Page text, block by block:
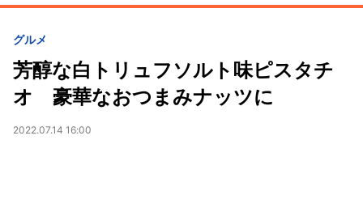
グルメ
芳醇な白トリュフソルト味ピスタチ
オ 豪華なおつまみナッツに
2022.07.14 16:00